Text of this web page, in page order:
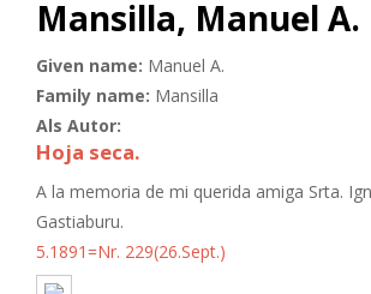
Mansilla, Manuel A.
Given name: Manuel A.
Family name: Mansilla
Als Autor:
Hoja seca.
A la memoria de mi querida amiga Srta.
Gastiaburu.
5.1891=Nr. 229(26.Sept.)